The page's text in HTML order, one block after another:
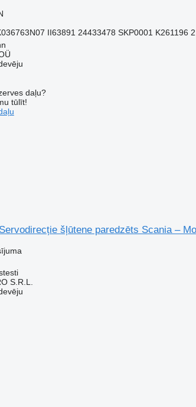
II63891 24433478 SKP0001 K261196
daļu?
tūlīt!
šļūtene paredzēts Scania –
S.R.L.